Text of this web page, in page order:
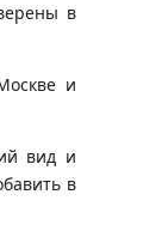
в
и
вид и
в